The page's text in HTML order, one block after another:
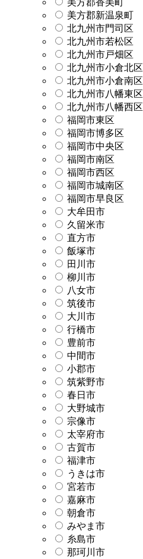
美方郡新温泉町
北九州市門司区
北九州市若松区
北九州市戸畑区
北九州市小倉北区
北九州市小倉南区
北九州市八幡東区
北九州市八幡西区
福岡市東区
福岡市博多区
福岡市中央区
福岡市南区
福岡市西区
福岡市城南区
福岡市早良区
大牟田市
久留米市
直方市
飯塚市
田川市
柳川市
八女市
筑後市
大川市
行橋市
豊前市
中間市
小郡市
筑紫野市
春日市
大野城市
宗像市
太宰府市
古賀市
福津市
うきは市
宮若市
嘉麻市
朝倉市
みやま市
糸島市
那珂川市